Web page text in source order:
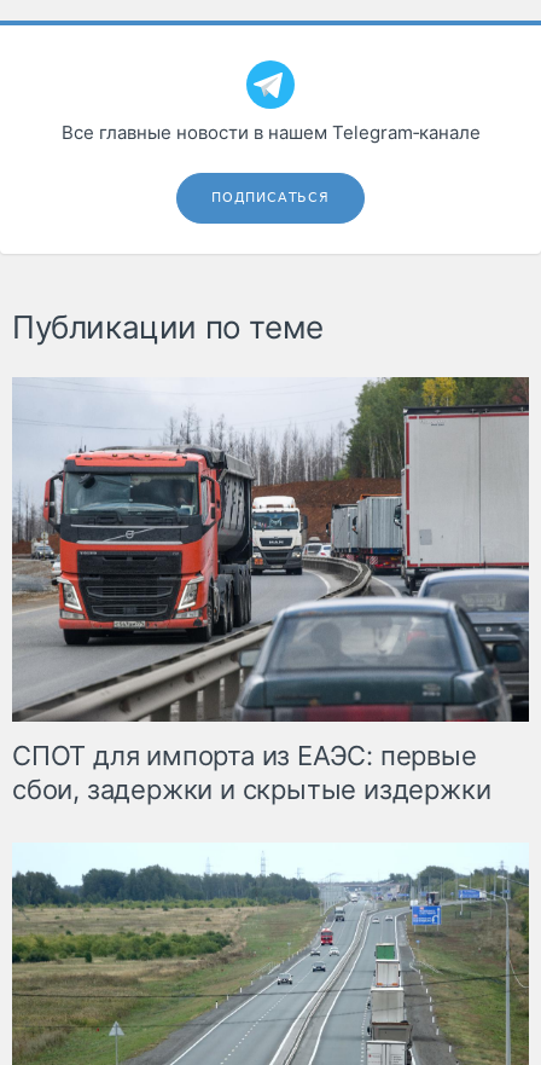
Все главные новости в нашем Telegram‑канале
ПОДПИСАТЬСЯ
Публикации по теме
СПОТ для импорта из ЕАЭС: первые
сбои, задержки и скрытые издержки